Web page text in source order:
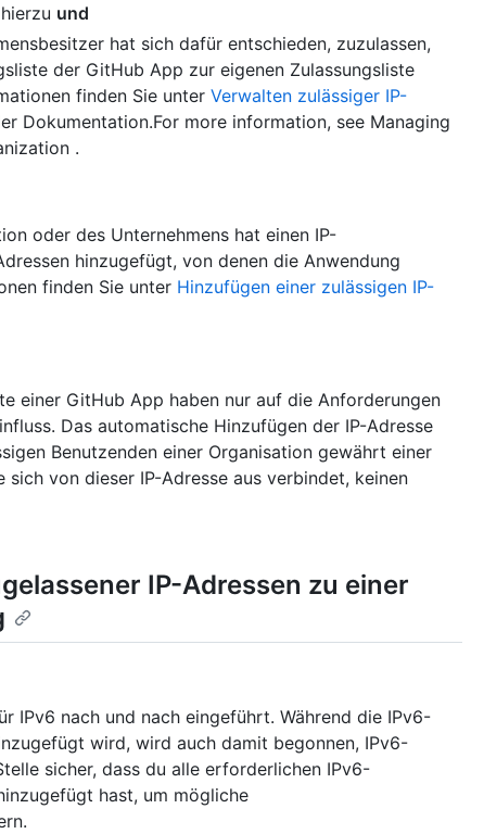
und
hat sich dafür entschieden, zuzulassen,
der GitHub App zur eigenen Zulassungsliste
finden Sie unter Verwalten zulässiger IP-
Dokumentation.For more information, see Managing
.
oder des Unternehmens hat einen IP-
hinzugefügt, von denen die Anwendung
finden Sie unter Hinzufügen einer zulässigen IP-
einer GitHub App haben nur auf die Anforderungen
Das automatische Hinzufügen der IP-Adresse
Benutzenden einer Organisation gewährt einer
von dieser IP-Adresse aus verbindet, keinen
IP-Adressen zu einer
IPv6 nach und nach eingeführt. Während die IPv6-
wird, wird auch damit begonnen, IPv6-
sicher, dass du alle erforderlichen IPv6-
hast, um mögliche